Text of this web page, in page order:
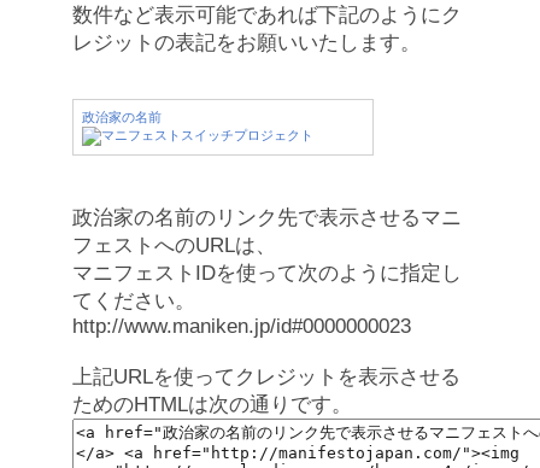
数件など表示可能であれば下記のようにク
レジットの表記をお願いいたします。
政治家の名前
政治家の名前のリンク先で表示させるマニ
フェストへのURLは、
マニフェストIDを使って次のように指定し
てください。
http://www.maniken.jp/id#0000000023
上記URLを使ってクレジットを表示させる
ためのHTMLは次の通りです。